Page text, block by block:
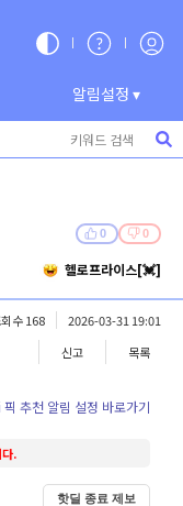
알림설정 ▾
0 0
헬로프라이스[💓]
수 168
2026-03-31 19:01
신고
목록
ℹ️ 픽 추천 알림 설정 바로가기
.
핫딜 종료 제보